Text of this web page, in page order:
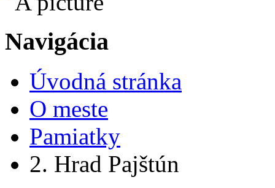
Navigácia
Úvodná stránka
O meste
Pamiatky
2. Hrad Pajštún